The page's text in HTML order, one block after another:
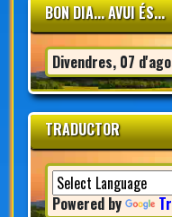
BON DIA... AVUI ÉS...
Divendres, 07
TRADUCTOR
Powered by